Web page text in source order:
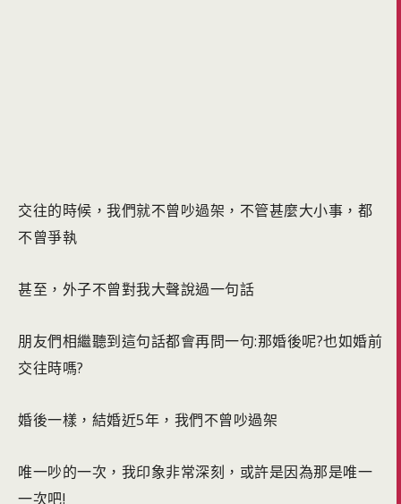
交往的時候，我們就不曾吵過架，不管甚麼大小事，都
不曾爭執
甚至，外子不曾對我大聲說過一句話
朋友們相繼聽到這句話都會再問一句:那婚後呢?也如婚前
交往時嗎?
婚後一樣，結婚近5年，我們不曾吵過架
唯一吵的一次，我印象非常深刻，或許是因為那是唯一
一次吧!